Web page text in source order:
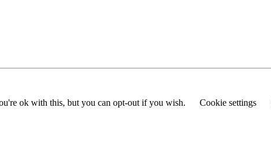
ok with this, but you can opt-out if you wish.
Cookie settings